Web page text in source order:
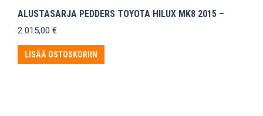
ALUSTASARJA PEDDERS TOYOTA HILUX MK8 2015 –
2 015,00 €
LISÄÄ OSTOSKORIIN